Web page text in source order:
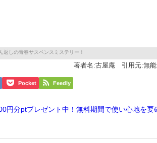
著者名:古屋庵 引用元:無能
Pocket Feedly
円分ptプレゼント中！無料期間で使い心地を要